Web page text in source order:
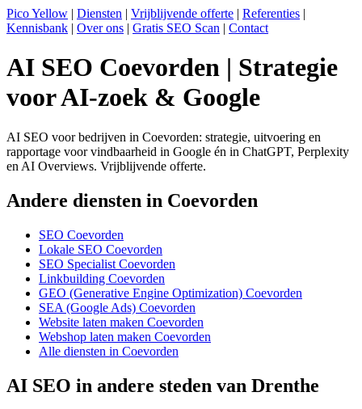
Pico Yellow | Diensten | Vrijblijvende offerte | Referenties |
Kennisbank | Over ons | Gratis SEO Scan | Contact
AI SEO Coevorden | Strategie
voor AI-zoek & Google
AI SEO voor bedrijven in Coevorden: strategie, uitvoering en
rapportage voor vindbaarheid in Google én in ChatGPT, Perplexity
en AI Overviews. Vrijblijvende offerte.
Andere diensten in Coevorden
SEO Coevorden
Lokale SEO Coevorden
SEO Specialist Coevorden
Linkbuilding Coevorden
GEO (Generative Engine Optimization) Coevorden
SEA (Google Ads) Coevorden
Website laten maken Coevorden
Webshop laten maken Coevorden
Alle diensten in Coevorden
AI SEO in andere steden van Drenthe